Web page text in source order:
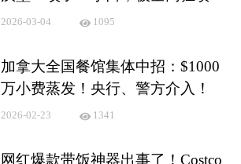
2026-03-04 1095
加拿大全国餐馆集体中招：$1000
万小费蒸发！央行、警方介入！
2026-02-23 1341
网红爆款带饭神器出事了！Costco